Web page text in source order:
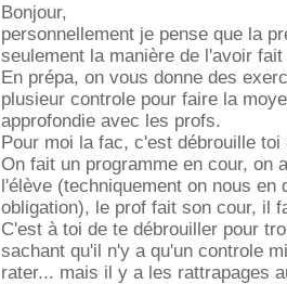
Bonjour,
personnellement je pense que la
seulement la manière de l'avoir
En prépa, on vous donne des
plusieur controle pour faire la
approfondie avec les profs.
Pour moi la fac, c'est débrouille
On fait un programme en cour, on
l'élève (techniquement on nous
obligation), le prof fait son cour, il
C'est à toi de te débrouiller pour
sachant qu'il n'y a qu'un controle
rater... mais il y a les rattrapages